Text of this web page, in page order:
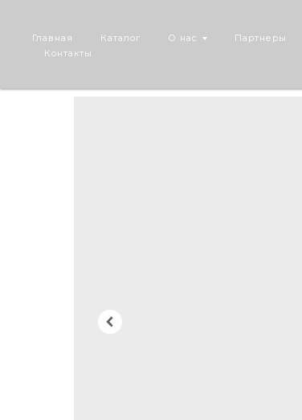
Главная Каталог О нас Партнеры
Контакты